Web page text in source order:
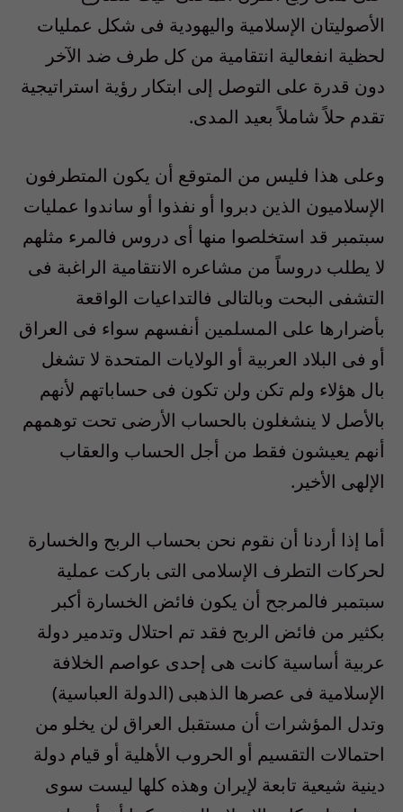
الأصوليتان الإسلامية واليهودية فى شكل عمليات
لحظية انفعالية انتقامية من كل طرف ضد الآخر
دون قدرة على التوصل إلى ابتكار رؤية استراتيجية
تقدم حلاً شاملاً بعيد المدى.
وعلى هذا فليس من المتوقع أن يكون المتطرفون
الإسلاميون الذين دبروا أو نفذوا أو ساندوا عمليات
سبتمبر قد استخلصوا منها أى دروس فالمرء مثلهم
لا يطلب دروساً من مشاعره الانتقامية الراغبة فى
التشفى البحت وبالتالى فالتداعيات الواقعة
بأضرارها على المسلمين أنفسهم سواء فى العراق
أو فى البلاد العربية أو الولايات المتحدة لا تشغل
بال هؤلاء ولم تكن ولن تكون فى حساباتهم لأنهم
بالأصل لا ينشغلون بالحساب الأرضى تحت توهمهم
أنهم يعيشون فقط من أجل الحساب والعقاب
الإلهى الأخير.
أما إذا أردنا أن نقوم نحن بحساب الربح والخسارة
لحركات التطرف الإسلامى التى باركت عملية
سبتمبر فالمرجح أن يكون فائض الخسارة أكبر
بكثير من فائض الربح فقد تم احتلال وتدمير دولة
عربية أساسية كانت هى إحدى عواصم الخلافة
الإسلامية فى عصرها الذهبى (الدولة العباسية)
وتدل المؤشرات أن مستقبل العراق لن يخلو من
احتمالات التقسيم أو الحروب الأهلية أو قيام دولة
دينية شيعية تابعة لإيران وهذه كلها ليست سوى